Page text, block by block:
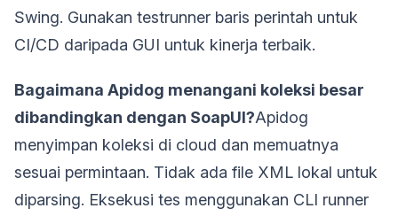
Swing. Gunakan testrunner baris perintah untuk
CI/CD daripada GUI untuk kinerja terbaik.
Bagaimana Apidog menangani koleksi besar
dibandingkan dengan SoapUI?Apidog
menyimpan koleksi di cloud dan memuatnya
sesuai permintaan. Tidak ada file XML lokal untuk
diparsing. Eksekusi tes menggunakan CLI runner